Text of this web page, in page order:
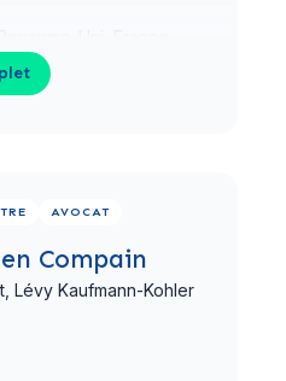
AVOCAT
Compain
Lévy Kaufmann-Kohler